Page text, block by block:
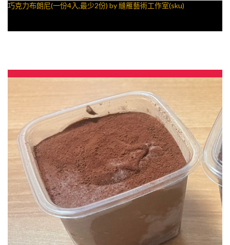
巧克力布朗尼(一份4入,最少2份) by 縫雁藝術工作室(sku)